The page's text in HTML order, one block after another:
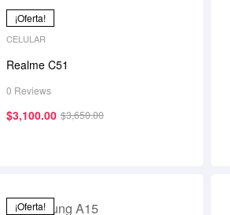
¡Oferta!
CELULAR
Realme C51
0 Reviews
$3,650.00
$3,100.00
¡Oferta!